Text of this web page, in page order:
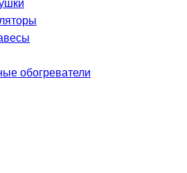
обогреватели